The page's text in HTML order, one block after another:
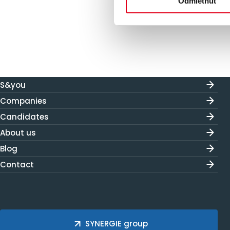
S&you
Companies
Candidates
About us
Blog
Contact
SYNERGIE group